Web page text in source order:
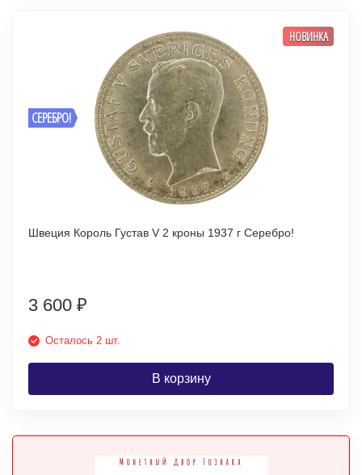
СЕРЕБРО!
НОВИНКА
Швеция Король Густав V 2 кроны 1937 г Серебро!
3 600 ₽
Осталось 2 шт.
В корзину